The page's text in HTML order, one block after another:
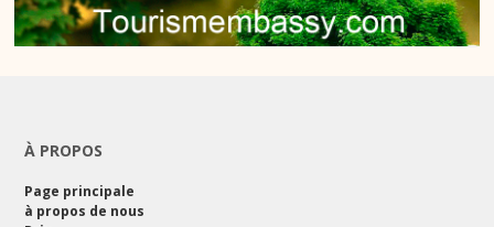
À PROPOS
Page principale
à propos de nous